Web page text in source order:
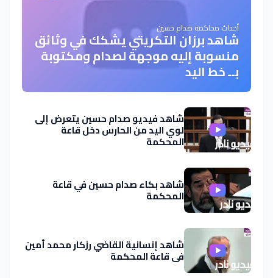
أحداث محاكمة صدام حسين
شاهد برزان التكريتي يشكك في وثائق
منسوبة إليه موجهة لصدام ومكتوبة
بــ خط اليد
شاهد فيديو صدام حسين يتعرض إلى
لوي اليد من الحارس دخل قاعة
المحكمة
شاهد بكاء صدام حسين في قاعة
المحكمة
شاهد إنسانية القاضي رزكار محمد أمين
في قاعة المحكمة